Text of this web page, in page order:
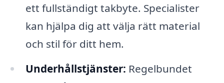
ett fullständigt takbyte. Specialister
kan hjälpa dig att välja rätt material
och stil för ditt hem.
Underhållstjänster: Regelbundet